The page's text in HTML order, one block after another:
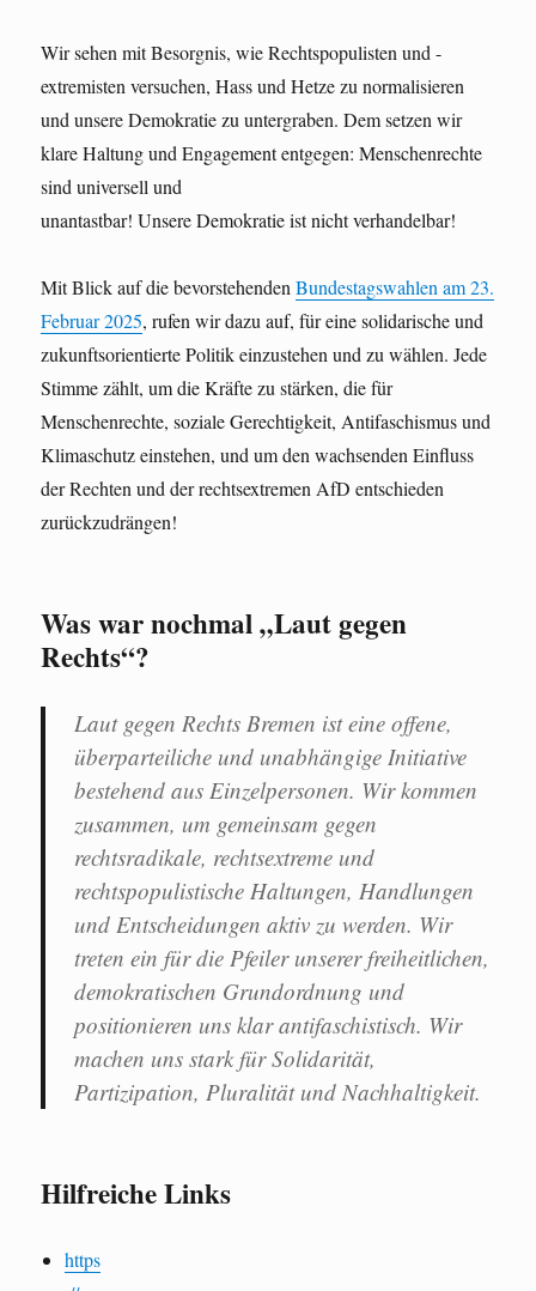
Wir sehen mit Besorgnis, wie Rechtspopulisten und -
extremisten versuchen, Hass und Hetze zu normalisieren
und unsere Demokratie zu untergraben. Dem setzen wir
klare Haltung und Engagement entgegen: Menschenrechte
sind universell und
unantastbar! Unsere Demokratie ist nicht verhandelbar!
Mit Blick auf die bevorstehendenBundestagswahlen am 23.
Februar 2025, rufen wir dazu auf, für eine solidarische und
zukunftsorientierte Politik einzustehen und zu wählen. Jede
Stimme zählt, um die Kräfte zu stärken, die für
Menschenrechte, soziale Gerechtigkeit, Antifaschismus und
Klimaschutz einstehen, und um den wachsenden Einfluss
der Rechten und der rechtsextremen AfD entschieden
zurückzudrängen!
Was war nochmal „Laut gegen
Rechts“?
Laut gegen Rechts Bremen ist eine offene,
überparteiliche und unabhängige Initiative
bestehend aus Einzelpersonen. Wir kommen
zusammen, um gemeinsam gegen
rechtsradikale, rechtsextreme und
rechtspopulistische Haltungen, Handlungen
und Entscheidungen aktiv zu werden. Wir
treten ein für die Pfeiler unserer freiheitlichen,
demokratischen Grundordnung und
positionieren uns klar antifaschistisch. Wir
machen uns stark für Solidarität,
Partizipation, Pluralität und Nachhaltigkeit.
Hilfreiche Links
https